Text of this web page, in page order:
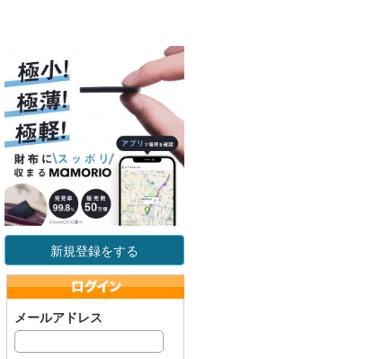
新規登録をする
メールアドレス